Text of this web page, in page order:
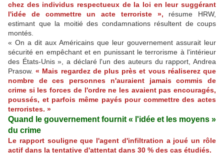
chez des individus respectueux de la loi en leur suggérant
l'idée de commettre un acte terroriste », résume HRW,
estimant que la moitié des condamnations résultent de coups
montés.
« On a dit aux Américains que leur gouvernement assurait leur
sécurité en empêchant et en punissant le terrorisme à l'intérieur
des États-Unis », a déclaré l'un des auteurs du rapport, Andrea
Prasow.« Mais regardez de plus près et vous réaliserez que
nombre de ces personnes n'auraient jamais commis de
crime si les forces de l'ordre ne les avaient pas encouragés,
poussés, et parfois même payés pour commettre des actes
terroristes. »
Quand le gouvernement fournit « l'idée et les moyens »
du crime
Le rapport souligne que l'agent d'infiltration a joué un rôle
actif dans la tentative d'attentat dans 30 % des cas étudiés.